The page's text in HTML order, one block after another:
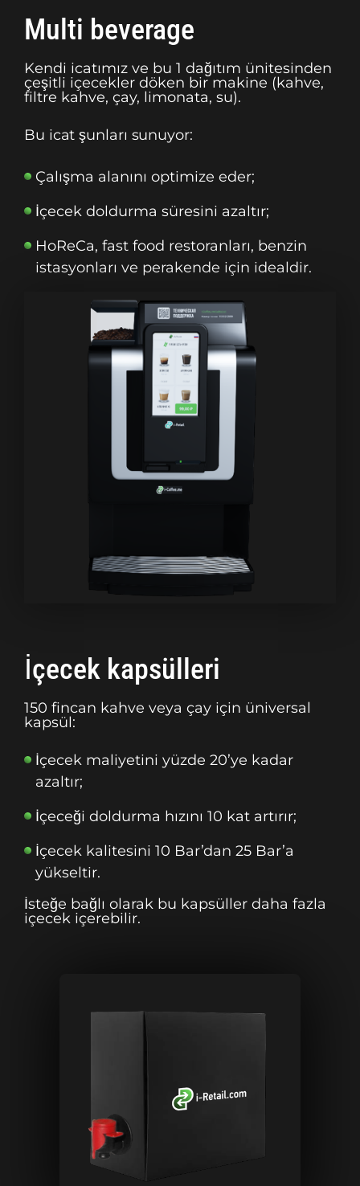
Multi beverage
Kendi icatımız ve bu 1 dağıtım ünitesinden
çeşitli içecekler döken bir makine (kahve,
filtre kahve, çay, limonata, su).
Bu icat şunları sunuyor:
Çalışma alanını optimize eder;
İçecek doldurma süresini azaltır;
HoReCa, fast food restoranları, benzin
istasyonları ve perakende için idealdir.
İçecek kapsülleri
150 fincan kahve veya çay için üniversal
kapsül:
İçecek maliyetini yüzde 20’ye kadar
azaltır;
İçeceği doldurma hızını 10 kat artırır;
İçecek kalitesini 10 Bar’dan 25 Bar’a
yükseltir.
İsteğe bağlı olarak bu kapsüller daha fazla
içecek içerebilir.